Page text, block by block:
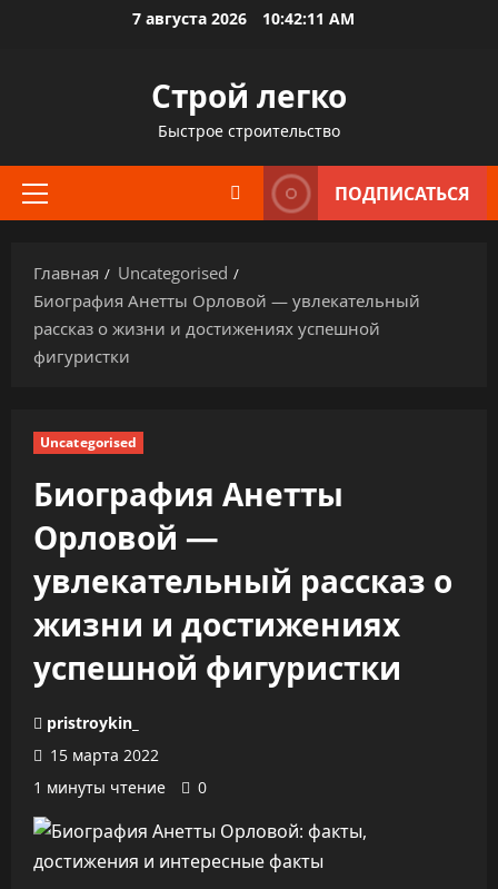
7 августа 2026 10:42:12 AM
Строй легко
Быстрое строительство
Основное
ПОДПИСАТЬСЯ
Главная
Uncategorised
Биография Анетты Орловой — увлекательный
рассказ о жизни и достижениях успешной
фигуристки
Uncategorised
Биография Анетты
Орловой —
увлекательный рассказ о
жизни и достижениях
успешной фигуристки
pristroykin_
15 марта 2022
1 минуты чтение
0